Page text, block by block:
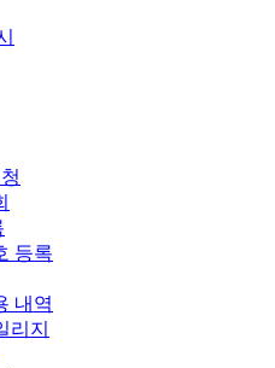
등록
내역
리지